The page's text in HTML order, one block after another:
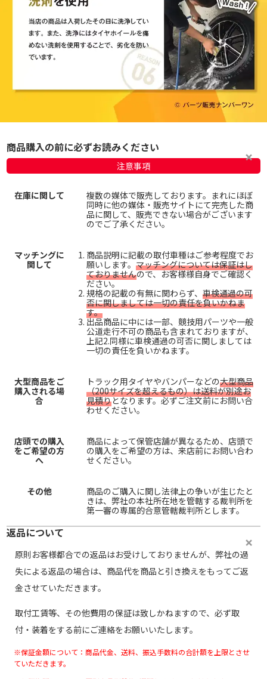
商品購入の前に必ずお読みください
注意事項
在庫に関して
複数の媒体で販売しております。まれにほぼ
同時に他の媒体・販売サイトにて完売した商
品に関して、販売できない場合がございます
のでご了承ください。
マッチングに
関して
商品説明に記載の取付車種はご参考程度でお
願いします。 マッチングについては保証はし
ておりませんので、お客様様自身でご確認く
ださい。
規格の記載の有無に関わらず、 車検通過の可
否に関しましては一切の責任を負いかねま
す。
出品商品に中には一部、競技用パーツや一般
公道走行不可の商品も含まれておりますが、
上記2.同様に車検通過の可否に関しましては
一切の責任を負いかねます。
大型商品をご
購入される場
合
トラック用タイヤやバンパーなどの大型商品
（200サイズを超えるもの）は送料が別途お
見積りとなります。必ずご注文前にお問い合
わせください。
店頭での購入
をご希望の方
へ
商品によって保管店舗が異なるため、店頭で
の購入をご希望の方は、来店前にお問い合わ
せください。
その他
商品のご購入に関し法律上の争いが生じたと
きは、弊社の本社所在地を管轄する裁判所を
第一審の専属的合意管轄裁判所とします。
返品について
原則お客様都合での返品はお受けしておりませんが、弊社の過
失による返品の場合は、商品代を商品と引き換えをもってご返
金させていただきます。
取付工賃等、その他費用の保証は致しかねますので、必ず取
付・装着をする前にご連絡をお願いいたします。
※保証金額について：商品代金、送料、振込手数料の合計額を上限とさせ
ていただきます。